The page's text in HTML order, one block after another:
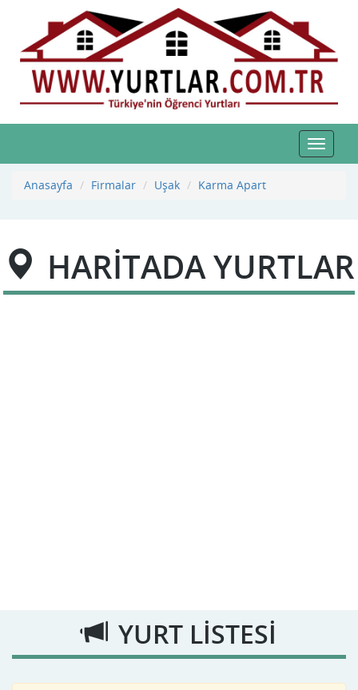
Toggle
Anasayfa
Firmalar Uşak Karma Apart
HARİTADA YURTLAR
YURT LİSTESİ